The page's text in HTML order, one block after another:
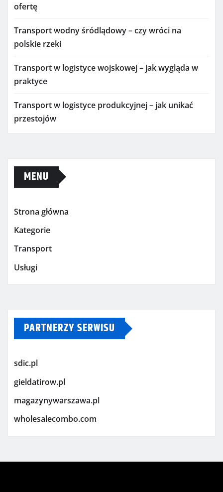
ofertę
Transport wodny śródlądowy – czy wróci na
polskie rzeki
Transport w logistyce wojskowej – jak wygląda w
praktyce
Transport w logistyce produkcyjnej – jak unikać
przestojów
MENU
Strona główna
Kategorie
Transport
Usługi
PARTNERZY SERWISU
sdic.pl
gieldatirow.pl
magazynywarszawa.pl
wholesalecombo.com